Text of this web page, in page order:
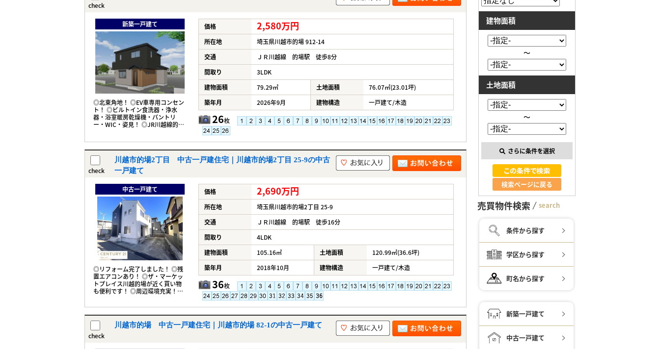
check
新築一戸建て
◎北東角地！ ◎EV車専用コンセン
ト！ ◎ビルトイン食洗器・浄水
器・浴室暖房乾燥機・パントリ
ー・WIC・姿見！ ◎JR川越線的場
価格 2,580万円
所在地
埼玉県川越市的場 912-14
交通
ＪＲ川越線 的場駅 徒歩8分
間取り
3LDK
建物面積
79.29㎡ 土地面積
76.07㎡(23.01坪)
築年月
2026年9月 建物構造 一戸建て/木造
26枚
check
川越市的場2丁目 中古一戸建住宅｜川越市的場2丁目 25-9の中古
一戸建て
中古一戸建て
◎リフォーム完了しました！ ◎残
置エアコンあり！ ◎ザ・マーケッ
トプレイス川越的場が近く買い物
も便利です！ ◎周辺環境充実！
地！
価格 2,690万円
所在地
埼玉県川越市的場2丁目 25-9
交通
ＪＲ川越線 的場駅 徒歩16分
間取り
4LDK
建物面積
105.16㎡ 土地面積
120.99㎡(36.6坪)
築年月
2018年10月 建物構造 一戸建て/木造
36枚
check
川越市的場 中古一戸建住宅｜川越市的場 82-1の中古一戸建て
建物面積
～
土地面積
～
さらに条件を選択
検索ページに戻る
売買物件検索 search
条件から探す
学区から探す
町名から探す
新築一戸建て
中古一戸建て